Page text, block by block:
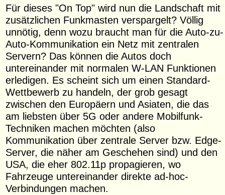
Für dieses "On Top" wird nun die Landschaft mit
zusätzlichen Funkmasten verspargelt? Völlig
unnötig, denn wozu braucht man für die Auto-zu-
Auto-Kommunikation ein Netz mit zentralen
Servern? Das können die Autos doch
untereinander mit normalen W-LAN Funktionen
erledigen. Es scheint sich um einen Standard-
Wettbewerb zu handeln, der grob gesagt
zwischen den Europäern und Asiaten, die das
am liebsten über 5G oder andere Mobilfunk-
Techniken machen möchten (also
Kommunikation über zentrale Server bzw. Edge-
Server, die näher am Geschehen sind) und den
USA, die eher 802.11p propagieren, wo
Fahrzeuge untereinander direkte ad-hoc-
Verbindungen machen.